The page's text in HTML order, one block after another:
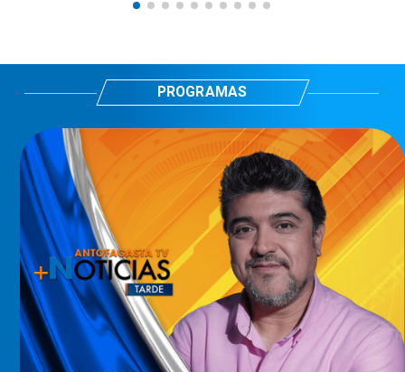
PROGRAMAS